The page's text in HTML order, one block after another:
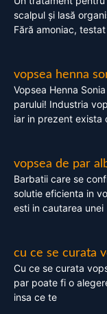
scalpul și lasă
Fără amoniac,
vopsea henna
Vopsea Henna
parului! Industria
iar in prezent exista
vopsea de par
Barbatii care se
solutie eficienta in
esti in cautarea unei
cu ce se curata
Cu ce se curata
par poate fi o
insa ce te